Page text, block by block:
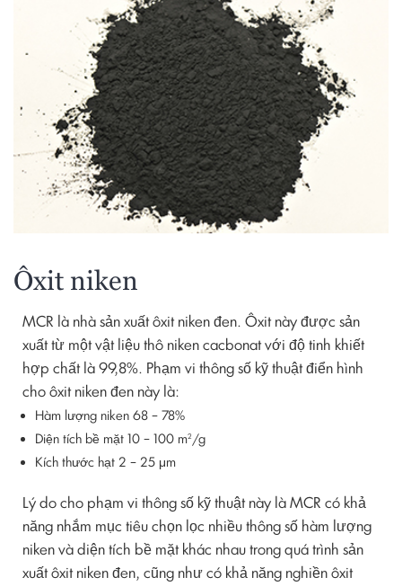
Ôxit niken
MCR là nhà sản xuất ôxit niken đen. Ôxit này được sản
xuất từ một vật liệu thô niken cacbonat với độ tinh khiết
hợp chất là 99,8%. Phạm vi thông số kỹ thuật điển hình
cho ôxit niken đen này là:
Hàm lượng niken 68 – 78%
Diện tích bề mặt 10 – 100 m2 /g
Kích thước hạt 2 – 25 μm
Lý do cho phạm vi thông số kỹ thuật này là MCR có khả
năng nhắm mục tiêu chọn lọc nhiều thông số hàm lượng
niken và diện tích bề mặt khác nhau trong quá trình sản
xuất ôxit niken đen, cũng như có khả năng nghiền ôxit